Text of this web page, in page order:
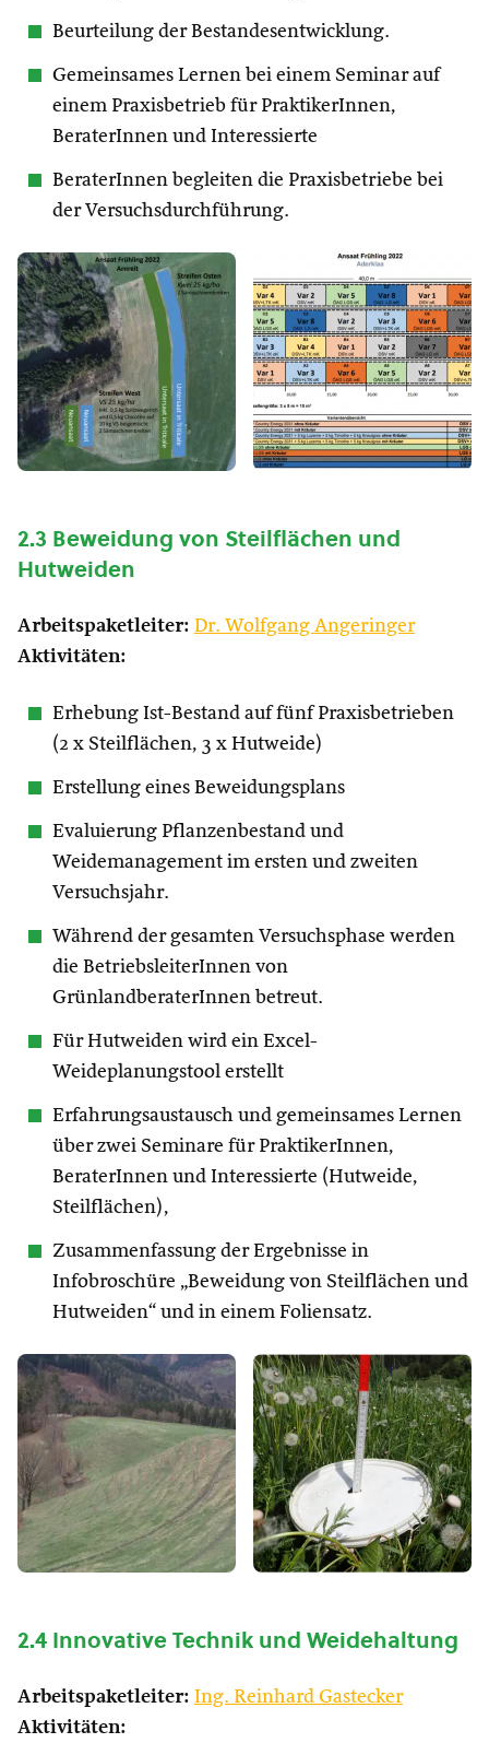
Beurteilung der Bestandesentwicklung.
Gemeinsames Lernen bei einem Seminar auf
einem Praxisbetrieb für PraktikerInnen,
BeraterInnen und Interessierte
BeraterInnen begleiten die Praxisbetriebe bei
der Versuchsdurchführung.
2.3 Beweidung von Steilflächen und
Hutweiden
Arbeitspaketleiter: Dr. Wolfgang Angeringer
Aktivitäten:
Erhebung Ist-Bestand auf fünf Praxisbetrieben
(2 x Steilflächen, 3 x Hutweide)
Erstellung eines Beweidungsplans
Evaluierung Pflanzenbestand und
Weidemanagement im ersten und zweiten
Versuchsjahr.
Während der gesamten Versuchsphase werden
die BetriebsleiterInnen von
GrünlandberaterInnen betreut.
Für Hutweiden wird ein Excel-
Weideplanungstool erstellt
Erfahrungsaustausch und gemeinsames Lernen
über zwei Seminare für PraktikerInnen,
BeraterInnen und Interessierte (Hutweide,
Steilflächen),
Zusammenfassung der Ergebnisse in
Infobroschüre „Beweidung von Steilflächen und
Hutweiden“ und in einem Foliensatz.
2.4 Innovative Technik und Weidehaltung
Arbeitspaketleiter: Ing. Reinhard Gastecker
Aktivitäten: